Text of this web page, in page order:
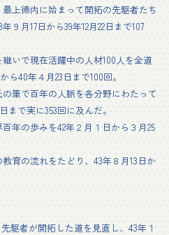
上徳内に始まって開拓の先駆者たち
９月17日から39年12月22日まで107
いで現在活躍中の人材100人を全道
ら40年４月23日まで100回。
筆で百年の人脈を各分野にわたって
まで実に353回に及んだ。
年の歩みを42年２月１日から３月25
育の流れをたどり、43年８月13日か
駆者が開拓した道を見直し、43年１